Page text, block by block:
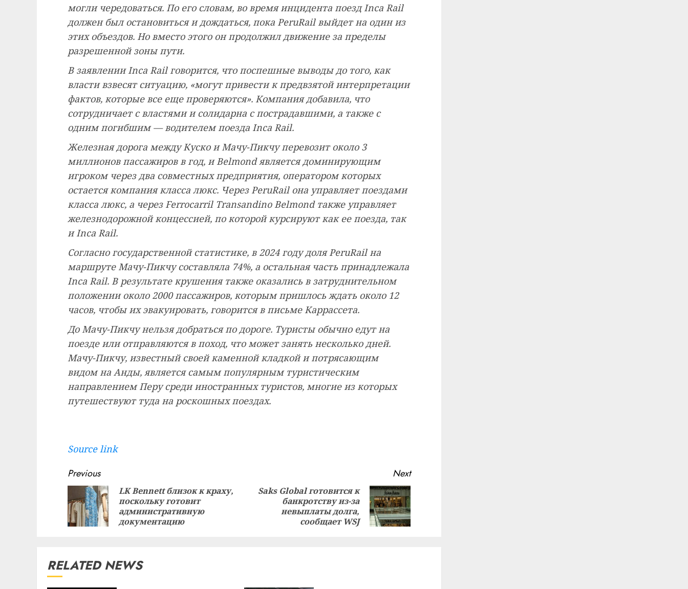
могли чередоваться. По его словам, во время инцидента поезд Inca Rail
должен был остановиться и дождаться, пока PeruRail выйдет на один из
этих объездов. Но вместо этого он продолжил движение за пределы
разрешенной зоны пути.
В заявлении Inca Rail говорится, что поспешные выводы до того, как
власти взвесят ситуацию, «могут привести к предвзятой интерпретации
фактов, которые все еще проверяются». Компания добавила, что
сотрудничает с властями и солидарна с пострадавшими, а также с
одним погибшим — водителем поезда Inca Rail.
Железная дорога между Куско и Мачу-Пикчу перевозит около 3
миллионов пассажиров в год, и Belmond является доминирующим
игроком через два совместных предприятия, оператором которых
остается компания класса люкс. Через PeruRail она управляет поездами
класса люкс, а через Ferrocarril Transandino Belmond также управляет
железнодорожной концессией, по которой курсируют как ее поезда, так
и Inca Rail.
Согласно государственной статистике, в 2024 году доля PeruRail на
маршруте Мачу-Пикчу составляла 74%, а остальная часть принадлежала
Inca Rail. В результате крушения также оказались в затруднительном
положении около 2000 пассажиров, которым пришлось ждать около 12
часов, чтобы их эвакуировать, говорится в письме Каррассета.
До Мачу-Пикчу нельзя добраться по дороге. Туристы обычно едут на
поезде или отправляются в поход, что может занять несколько дней.
Мачу-Пикчу, известный своей каменной кладкой и потрясающим
видом на Анды, является самым популярным туристическим
направлением Перу среди иностранных туристов, многие из которых
путешествуют туда на роскошных поездах.
Source link
Continue
Reading
Previous
LK Bennett близок к краху,
поскольку готовит
административную
документацию
Next
Saks Global готовится к
банкротству из-за
невыплаты долга,
сообщает WSJ
RELATED NEWS